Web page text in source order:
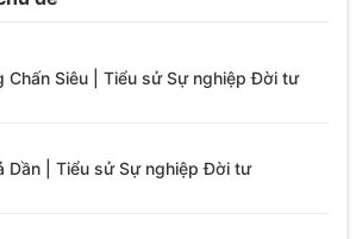
Chấn Siêu | Tiểu sử Sự nghiệp Đời tư
Dần | Tiểu sử Sự nghiệp Đời tư